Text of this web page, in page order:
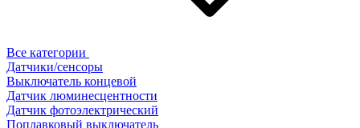
Все категории
Датчики/сенсоры
Выключатель концевой
Датчик люминесцентности
Датчик фотоэлектрический
Поплавковый выключатель